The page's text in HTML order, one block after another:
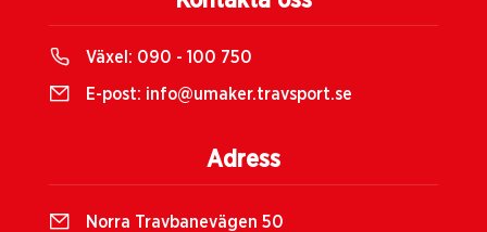
Växel: 090 - 100 750
E-post: info@umaker.travsport.se
Adress
Norra Travbanevägen 50